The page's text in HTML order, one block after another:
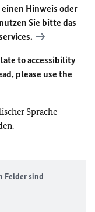
Hinweis oder
Sie bitte das
to accessibility
please use the
Sprache
Felder sind